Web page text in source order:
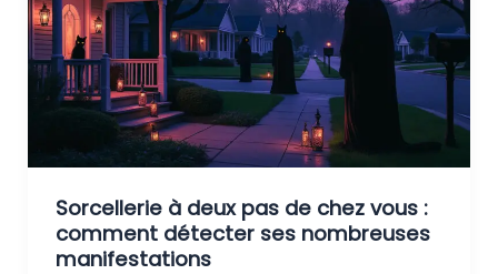
Sorcellerie à deux pas de chez vous :
comment détecter ses nombreuses
manifestations